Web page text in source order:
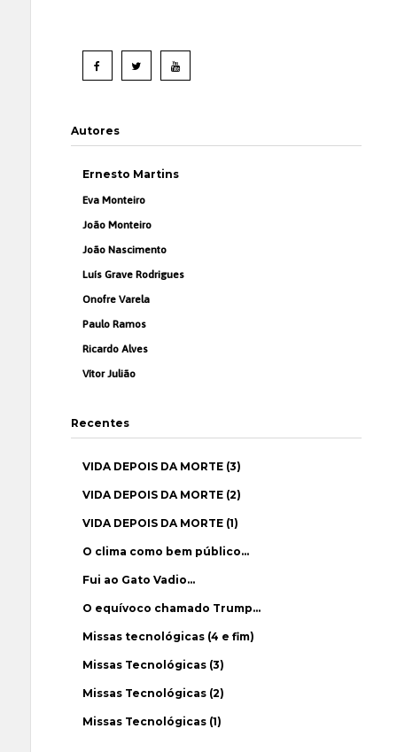
Autores
Ernesto Martins
Eva Monteiro
João Monteiro
João Nascimento
Luís Grave Rodrigues
Onofre Varela
Paulo Ramos
Ricardo Alves
Vítor Julião
Recentes
VIDA DEPOIS DA MORTE (3)
VIDA DEPOIS DA MORTE (2)
VIDA DEPOIS DA MORTE (1)
O clima como bem público…
Fui ao Gato Vadio…
O equívoco chamado Trump…
Missas tecnológicas (4 e fim)
Missas Tecnológicas (3)
Missas Tecnológicas (2)
Missas Tecnológicas (1)